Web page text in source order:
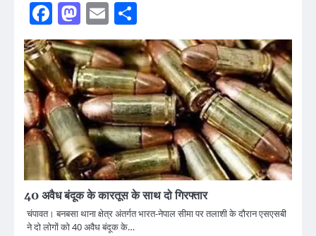
Facebook
Mastodon
Email
40 अवैध बंदूक के कारतूस के साथ दो गिरफ्तार
चंपावत। बनबसा थाना क्षेत्र अंतर्गत भारत-नेपाल सीमा पर तलाशी के दौरान एसएसबी
ने दो लोगों को 40 अवैध बंदूक के…